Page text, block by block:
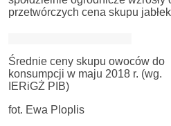
przetwórczych cena skupu
Średnie ceny skupu owoców do
konsumpcji w maju 2018 r. (wg.
IERiGŻ PIB)
fot. Ewa Ploplis